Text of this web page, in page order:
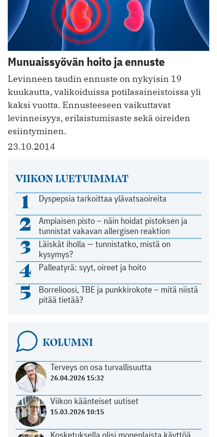
Munuaissyövän hoito ja ennuste
Levinneen taudin ennuste on nykyisin 19
kuukautta, valikoiduissa potilasaineistoissa yli
kaksi vuotta. Ennusteeseen vaikuttavat
levinneisyys, erilaistumisaste sekä oireiden
esiintyminen.
23.10.2014
VIIKON LUETUIMMAT
1 Dyspepsia tarkoittaa ylävatsaoireita
2
Ampiaisen pisto – näin hoidat pistoksen ja
tunnistat vakavan allergisen reaktion
3
Läiskät iholla — tunnistatko, mistä on
kysymys?
4 Palleatyrä: syyt, oireet ja hoito
5
Borrelioosi, TBE ja punkkirokote – mitä niistä
pitää tietää?
KOLUMNI
Terveys on osa turvallisuutta
26.04.2026 15:32
Viikon käänteiset uutiset
15.03.2026 10:15
Kosketuksella olisi monenlaista käyttöä